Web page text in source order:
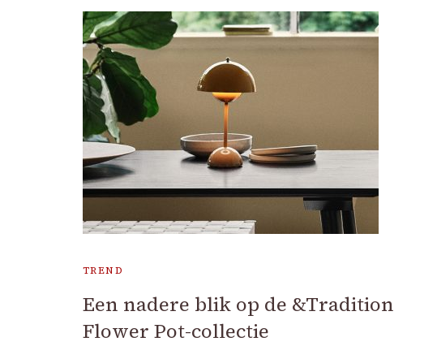
TREND
Een nadere blik op de &Tradition
Flower Pot-collectie